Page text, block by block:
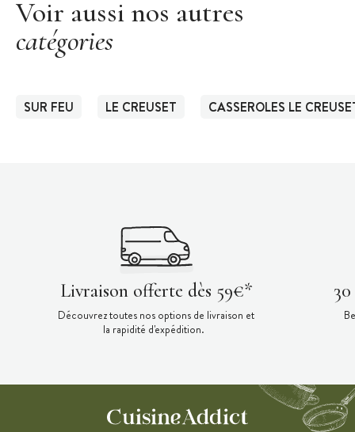
Voir aussi nos autres
catégories
SUR FEU LE CREUSET CASSEROLES LE
Livraison offerte dès 59€*
Découvrez toutes nos options de livraison et
la rapidité d'expédition.